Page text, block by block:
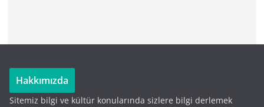
Hakkımızda
Sitemiz bilgi ve kültür konularında sizlere bilgi derlemek